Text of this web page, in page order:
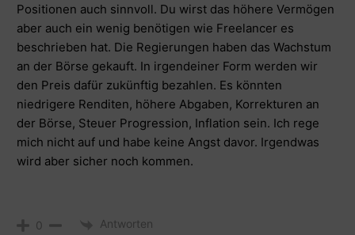
Positionen auch sinnvoll. Du wirst das höhere Vermögen
aber auch ein wenig benötigen wie Freelancer es
beschrieben hat. Die Regierungen haben das Wachstum
an der Börse gekauft. In irgendeiner Form werden wir
den Preis dafür zukünftig bezahlen. Es könnten
niedrigere Renditen, höhere Abgaben, Korrekturen an
der Börse, Steuer Progression, Inflation sein. Ich rege
mich nicht auf und habe keine Angst davor. Irgendwas
wird aber sicher noch kommen.
0 Antworten